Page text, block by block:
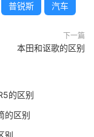
普锐斯 汽车
下一篇
本田和讴歌的区别
的区别
的区别
别